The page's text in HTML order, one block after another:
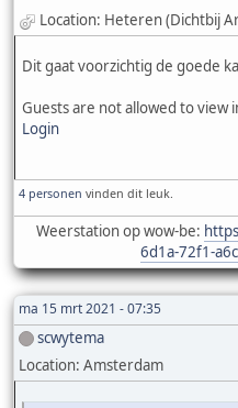
Location: Heteren (Dichtbij
Dit gaat voorzichtig de goede
Guests are not allowed to view
Login
4 personen vinden dit leuk.
Weerstation op wow-be:
6d1a-72f1-
ma 15 mrt 2021 - 07:35
scwytema
Location: Amsterdam